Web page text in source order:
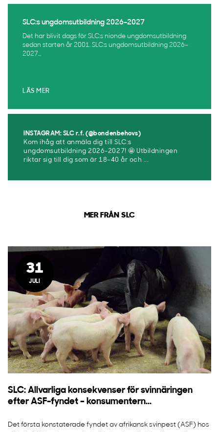
SLC:s ungdomsutbildning 2026–2027
Det har blivit dags för SLC:s nionde ungdomsutbildning
sedan starten år 2001. SLC:s ungdomsutbildning 2026–
2027...
LÄS MER
INSTAGRAM: SLC r.f. (@bondenbehovs)
Kom ihåg att anmäla dig till SLC:s
ungdomsutbildning 2026-2027! 🤩 Utbildningen
riktar sig till dig som är 18–40 år och ...
MER FRÅN SLC
31
JULI
SLC: Allvarliga konsekvenser för svinnäringen
efter ASF-fyndet – konsumentern...
Det första konstaterade fyndet av afrikansk svinpest (ASF) hos